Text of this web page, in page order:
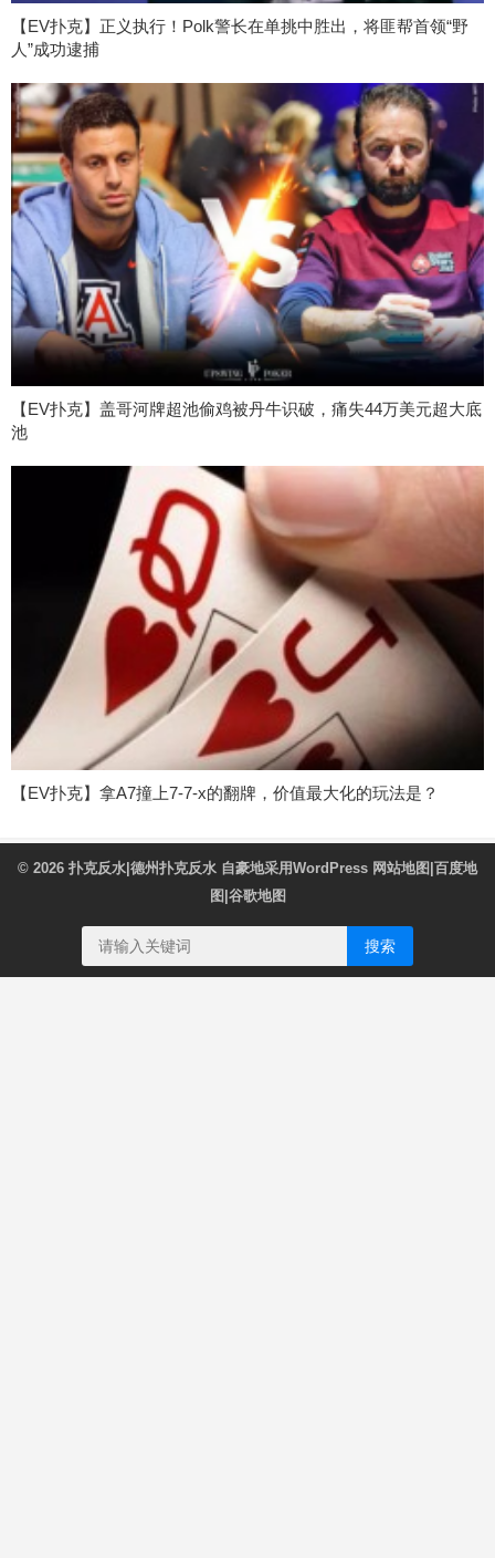
【EV扑克】正义执行！Polk警长在单挑中胜出，将匪帮首领“野
人”成功逮捕
【EV扑克】盖哥河牌超池偷鸡被丹牛识破，痛失44万美元超大底
池
【EV扑克】拿A7撞上7-7-x的翻牌，价值最大化的玩法是？
© 2026 扑克反水|德州扑克反水 自豪地采用WordPress 网站地图 百度地
图 谷歌地图
搜索